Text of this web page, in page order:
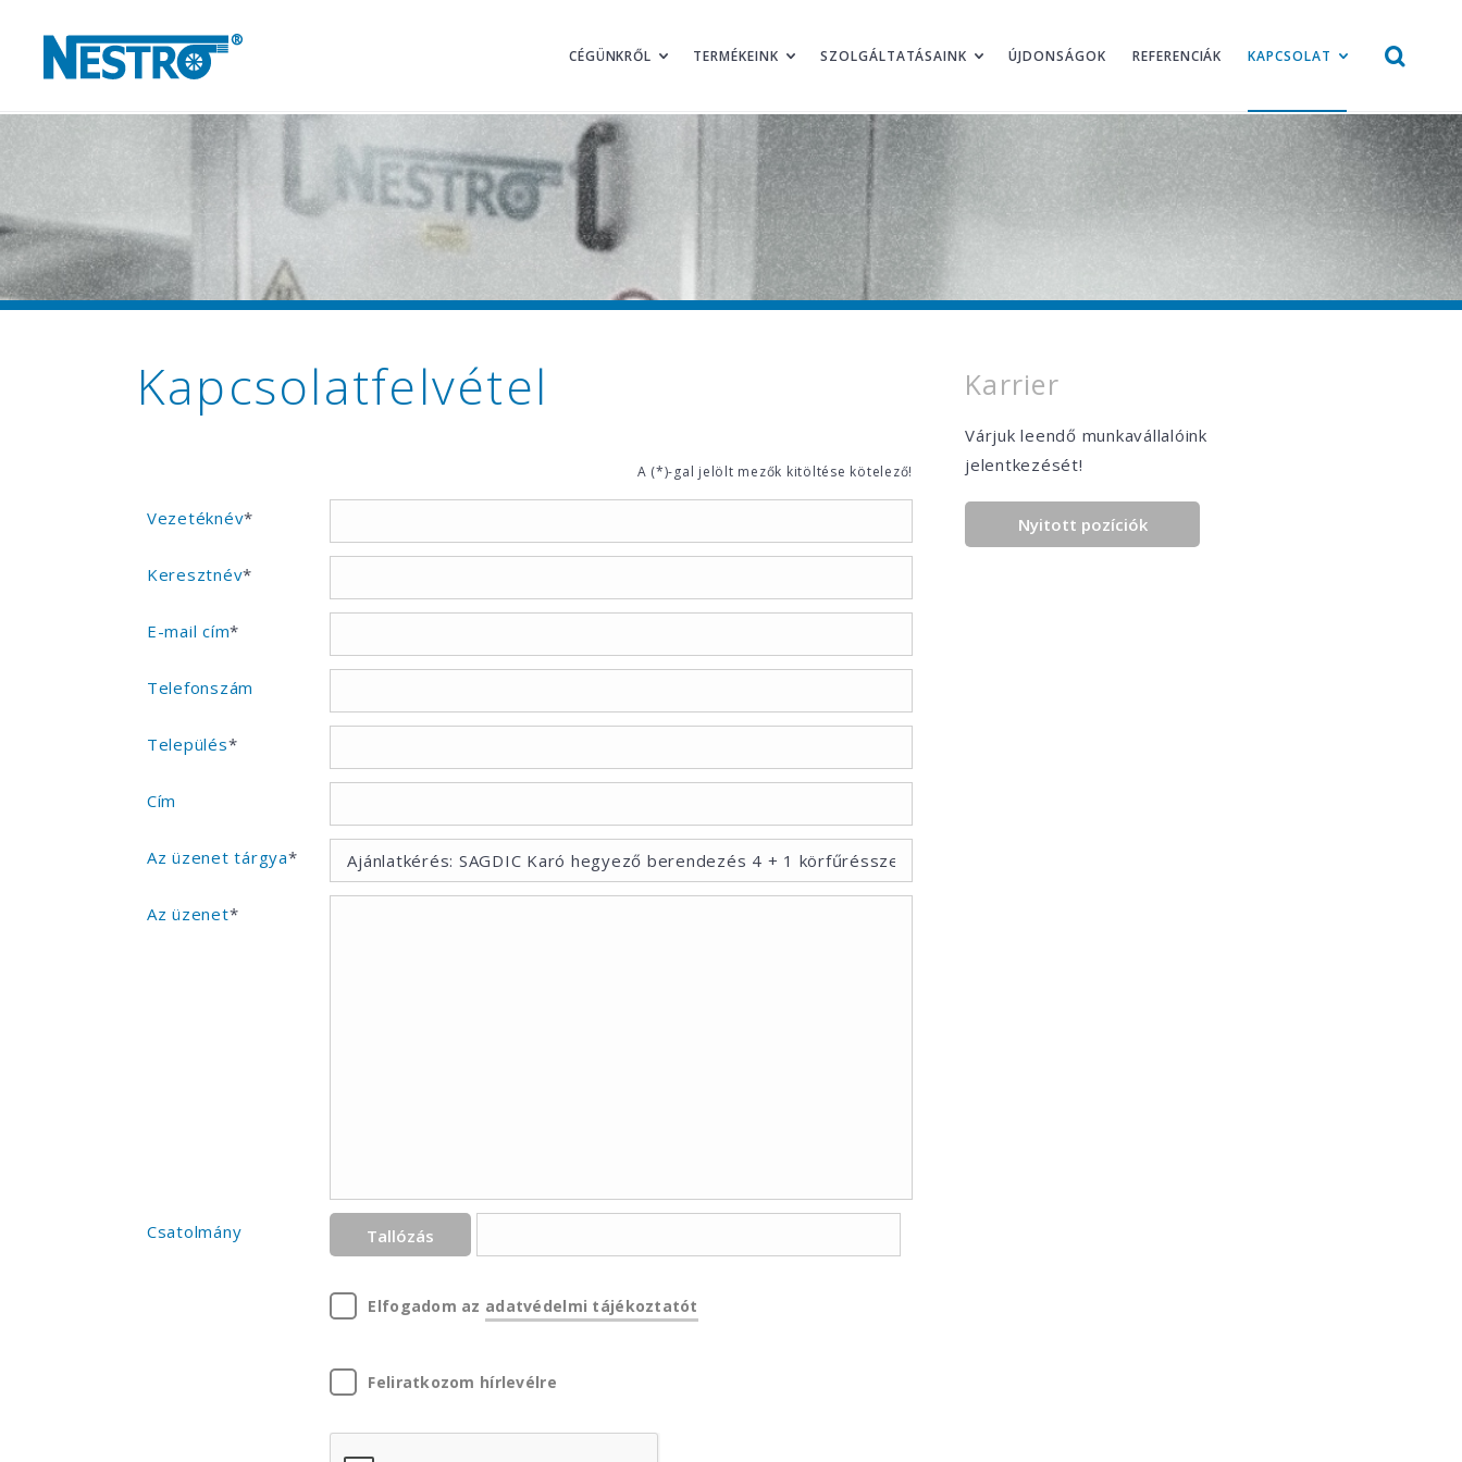
CÉGÜNKRŐL TERMÉKEINK SZOLGÁLTATÁSAINK ÚJDONSÁGOK REFERENCIÁK KAPCSOLAT
Kapcsolatfelvétel
A (*)-gal jelölt mezők kitöltése kötelező!
Vezetéknév*
Keresztnév*
E-mail cím*
Telefonszám
Település*
Cím
Az üzenet tárgya*
Az üzenet*
Csatolmány Tallózás
Elfogadom az adatvédelmi tájékoztatót
Feliratkozom hírlevélre
Karrier
Várjuk leendő munkavállalóink
jelentkezését!
Nyitott pozíciók